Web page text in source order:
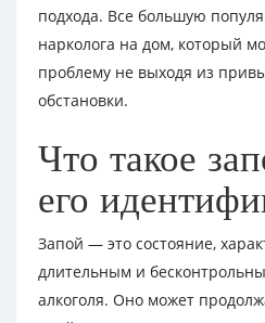
подхода. Все большую
нарколога на дом, который
проблему не выходя из
обстановки.
Что такое
его
Запой — это состояние,
длительным и
алкоголя. Оно может